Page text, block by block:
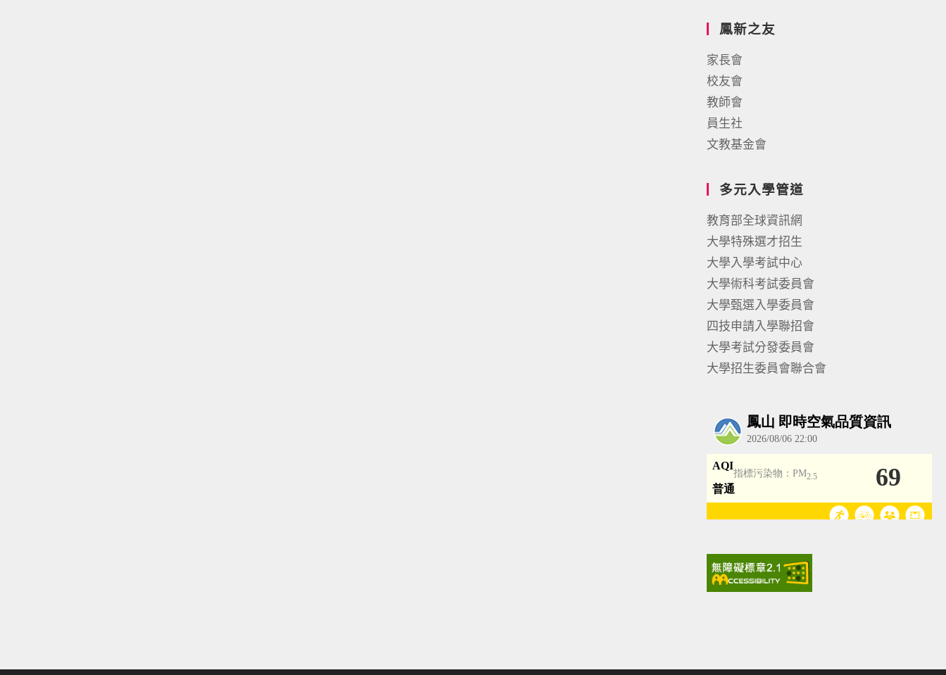
鳳新之友
家長會
校友會
教師會
員生社
文教基金會
多元入學管道
教育部全球資訊網
大學特殊選才招生
大學入學考試中心
大學術科考試委員會
大學甄選入學委員會
四技申請入學聯招會
大學考試分發委員會
大學招生委員會聯合會